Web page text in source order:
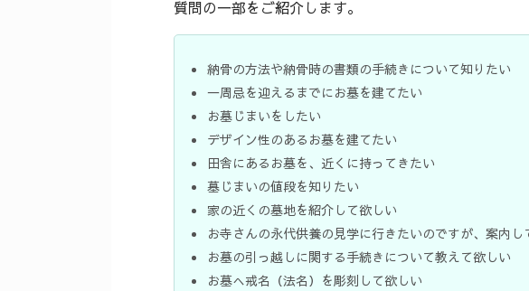
質問の一部をご紹介します。
納骨の方法や納骨時の書類の手続きについて知りたい
一周忌を迎えるまでにお墓を建てたい
お墓じまいをしたい
デザイン性のあるお墓を建てたい
田舎にあるお墓を、近くに持ってきたい
墓じまいの値段を知りたい
家の近くの墓地を紹介して欲しい
お寺さんの永代供養の見学に行きたいのですが、案内し
お墓の引っ越しに関する手続きについて教えて欲しい
お墓へ戒名（法名）を彫刻して欲しい